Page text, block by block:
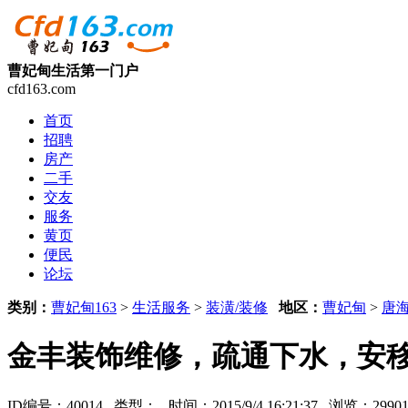
曹妃甸生活第一门户
cfd163.com
首页
招聘
房产
二手
交友
服务
黄页
便民
论坛
类别： 曹妃甸163 > 生活服务 > 装潢/装修 地区： 曹妃甸 > 唐
金丰装饰维修，疏通下水，安